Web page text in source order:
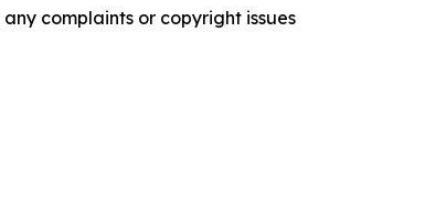
complaints or copyright issues